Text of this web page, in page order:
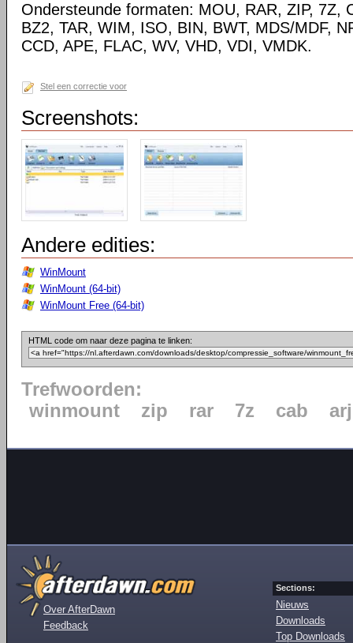
Ondersteunde formaten: MOU, RAR, ZIP, 7Z,
BZ2, TAR, WIM, ISO, BIN, BWT, MDS/MDF,
CCD, APE, FLAC, WV, VHD, VDI, VMDK.
Stel een correctie voor
Screenshots:
Andere edities:
WinMount
WinMount (64-bit)
WinMount Free (64-bit)
HTML code om naar deze pagina te linken:
Trefwoorden:
winmount
zip rar 7z cab arj
Over AfterDawn
Feedback
Sections:
Nieuws
Downloads
Top Downloads